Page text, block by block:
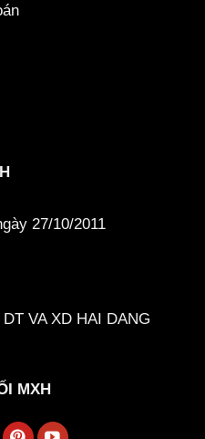
27/10/2011
VA XD HAI DANG
MXH